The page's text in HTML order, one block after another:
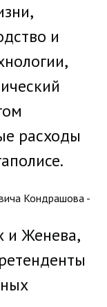
и
расходы
и Женева,